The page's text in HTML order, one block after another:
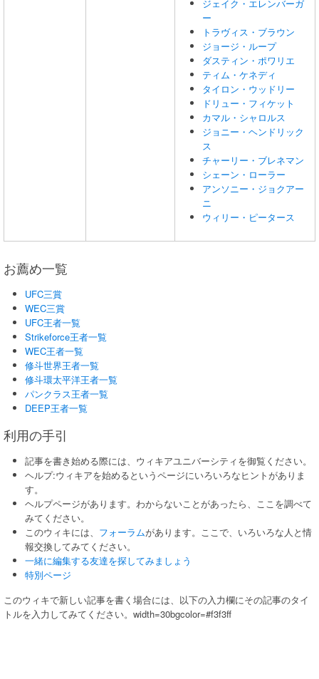
ジェイク・エレンバーガ
ー
トラヴィス・ブラウン
ジョージ・ループ
ダスティン・ポワリエ
ティム・ケネディ
タイロン・ウッドリー
ドリュー・フィケット
カマル・シャロルス
ジョニー・ヘンドリック
ス
チャーリー・ブレネマン
シェーン・ローラー
アンソニー・ジョクアー
ニ
ウィリー・ピータース
お薦め一覧
UFC三賞
WEC三賞
UFC王者一覧
Strikeforce王者一覧
WEC王者一覧
修斗世界王者一覧
修斗環太平洋王者一覧
パンクラス王者一覧
DEEP王者一覧
利用の手引
記事を書き始める際には、ウィキアユニバーシティを御覧ください。
ヘルプ:ウィキアを始めるというページにいろいろなヒントがありま
す。
ヘルプページがあります。わからないことがあったら、ここを調べて
みてください。
このウィキには、 フォーラムがあります。ここで、いろいろな人と情
報交換してみてください。
一緒に編集する友達を探してみましょう
特別ページ
このウィキで新しい記事を書く場合には、以下の入力欄にその記事のタイ
トルを入力してみてください。 width=30bgcolor=#f3f3ff